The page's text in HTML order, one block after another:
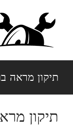
לתוכן
תיקון מראה
תיקון